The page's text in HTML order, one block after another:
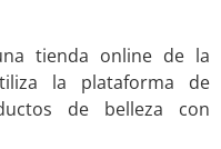
tienda online de la
la plataforma de
de belleza con